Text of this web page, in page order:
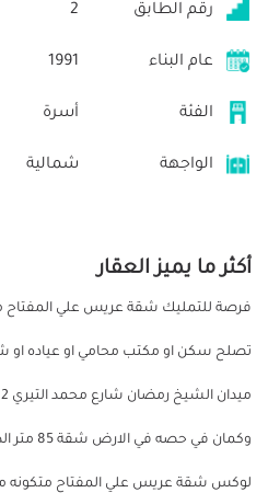
رقم الطابق 2
عام البناء 1991
الفئة أسرة
الواجهة شمالية
أكثر ما يميز العقار
فرصة للتمليك شقة عريس علي
تصلح سكن او مكتب محامي او عياده او
وكمان في